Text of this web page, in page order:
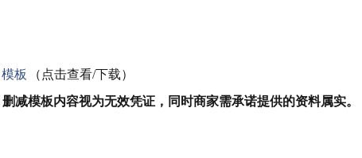
板
（点击查看/下载）
减模板内容视为无效凭证，同时商家需承诺提供的资料属实。